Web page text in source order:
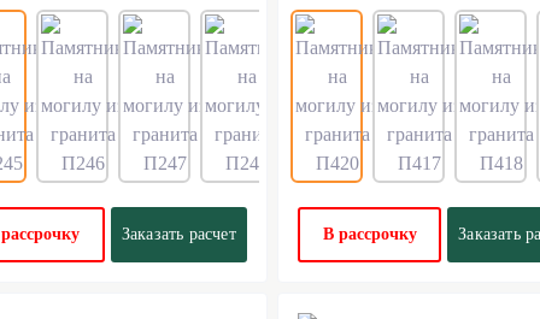
Заказать расчет В рассрочку Заказать